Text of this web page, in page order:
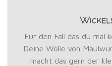
Für den Fall das du mal
Deine Wolle von
macht das gern der